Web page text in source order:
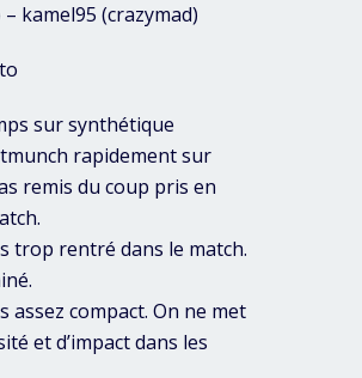
kamel95 (crazymad)
sur synthétique
rapidement sur
remis du coup pris en
trop rentré dans le match.
assez compact. On ne met
et d’impact dans les